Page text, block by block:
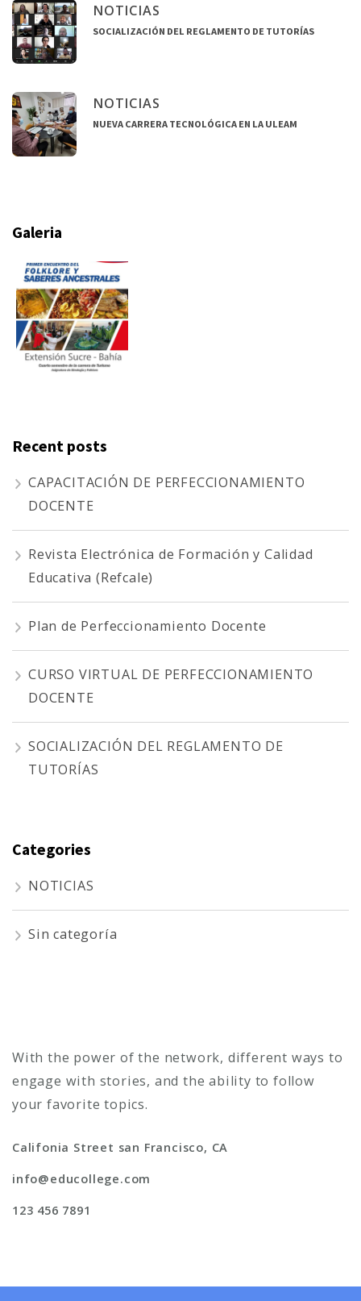
NOTICIAS
SOCIALIZACIÓN DEL REGLAMENTO DE TUTORÍAS
NOTICIAS
NUEVA CARRERA TECNOLÓGICA EN LA ULEAM
Galeria
Recent posts
CAPACITACIÓN DE PERFECCIONAMIENTO
DOCENTE
Revista Electrónica de Formación y Calidad
Educativa (Refcale)
Plan de Perfeccionamiento Docente
CURSO VIRTUAL DE PERFECCIONAMIENTO
DOCENTE
SOCIALIZACIÓN DEL REGLAMENTO DE
TUTORÍAS
Categories
NOTICIAS
Sin categoría
With the power of the network, different ways to
engage with stories, and the ability to follow
your favorite topics.
Califonia Street san Francisco, CA
info@educollege.com
123 456 7891